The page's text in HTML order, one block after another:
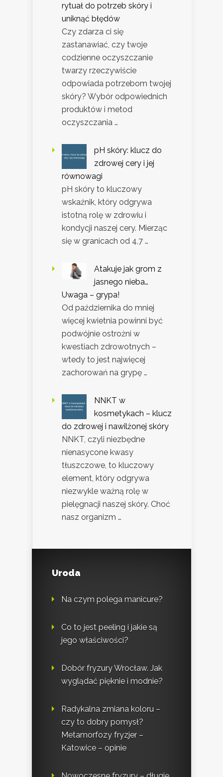
rytuał do potrzeb skóry i
uniknąć błędów
Czy zdarza ci się
zastanawiać, czy twoje
codzienne oczyszczanie
twarzy rzeczywiście
odpowiada potrzebom twojej
skóry? Wybór odpowiednich
produktów i metod
oczyszczania …
pH skóry: klucz do
zdrowej cery i jej
równowagi
pH skóry to kluczowy
wskaźnik, który odgrywa
istotną rolę w zdrowiu i
kondycji naszej cery. Mierząc
się w granicach od 4,7 …
Atakuje jak grom z
jasnego nieba…
Uwaga – grypa!
Od października do mniej
więcej kwietnia powinni być
podwójnie ostrożni w
kwestiach zdrowotnych –
wtedy to jest najwięcej
zachorowań na grypę …
NNKT w
kosmetykach – klucz
do zdrowej i nawilżonej skóry
NNKT, czyli niezbędne
nienasycone kwasy
tłuszczowe, to kluczowy
element, który odgrywa
niezwykle ważną rolę w
pielęgnacji naszej skóry. Choć
nasz organizm …
Uroda
Na czym polega manicure?
Co to jest peeling i jakie są
jego właściwości?
Dobór fryzury Wrocław. Jak
wyglądać pięknie i modnie?
Radykalna zmiana koloru –
czy to dobry pomysł?
Metamorfozy fryzjer –
Katowice – opinie